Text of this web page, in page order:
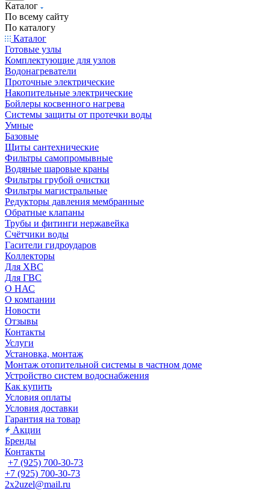
Каталог
По всему сайту
По каталогу
Каталог
Готовые узлы
Комплектующие для узлов
Водонагреватели
Проточные электрические
Накопительные электрические
Бойлеры косвенного нагрева
Системы защиты от протечки воды
Умные
Базовые
Щиты сантехнические
Фильтры самопромывные
Водяные шаровые краны
Фильтры грубой очистки
Фильтры магистральные
Редукторы давления мембранные
Обратные клапаны
Трубы и фитинги нержавейка
Счётчики воды
Гасители гидроударов
Коллекторы
Для ХВС
Для ГВС
О НАС
О компании
Новости
Отзывы
Контакты
Услуги
Установка, монтаж
Монтаж отопительной системы в частном доме
Устройство систем водоснабжения
Как купить
Условия оплаты
Условия доставки
Гарантия на товар
Акции
Бренды
Контакты
+7 (925) 700-30-73
+7 (925) 700-30-73
2x2uzel@mail.ru